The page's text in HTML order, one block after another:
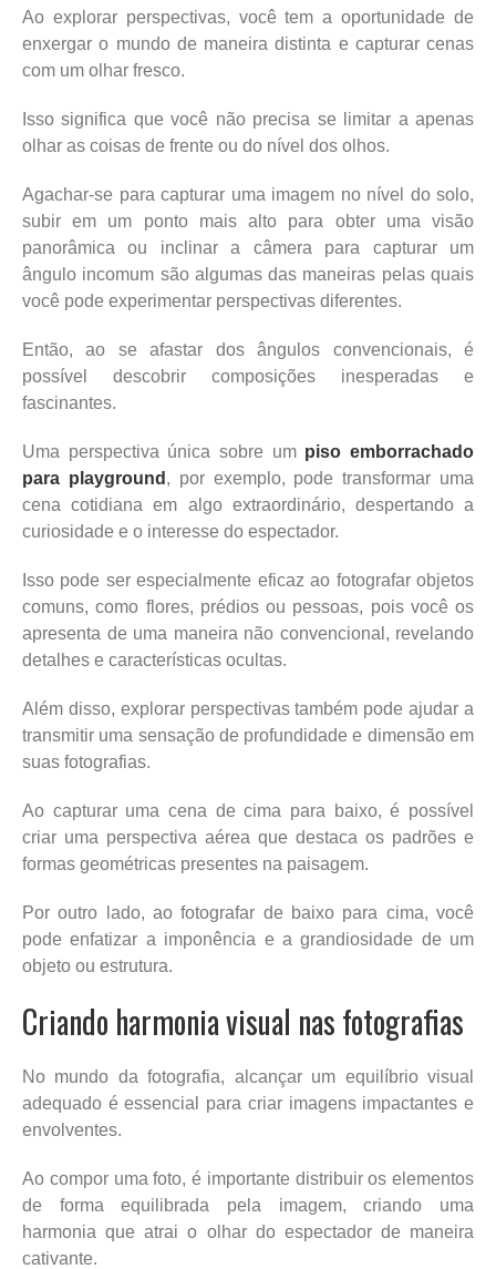
Ao explorar perspectivas, você tem a oportunidade de
enxergar o mundo de maneira distinta e capturar cenas
com um olhar fresco.
Isso significa que você não precisa se limitar a apenas
olhar as coisas de frente ou do nível dos olhos.
Agachar-se para capturar uma imagem no nível do solo,
subir em um ponto mais alto para obter uma visão
panorâmica ou inclinar a câmera para capturar um
ângulo incomum são algumas das maneiras pelas quais
você pode experimentar perspectivas diferentes.
Então, ao se afastar dos ângulos convencionais, é
possível descobrir composições inesperadas e
fascinantes.
Uma perspectiva única sobre um piso emborrachado
para playground , por exemplo, pode transformar uma
cena cotidiana em algo extraordinário, despertando a
curiosidade e o interesse do espectador.
Isso pode ser especialmente eficaz ao fotografar objetos
comuns, como flores, prédios ou pessoas, pois você os
apresenta de uma maneira não convencional, revelando
detalhes e características ocultas.
Além disso, explorar perspectivas também pode ajudar a
transmitir uma sensação de profundidade e dimensão em
suas fotografias.
Ao capturar uma cena de cima para baixo, é possível
criar uma perspectiva aérea que destaca os padrões e
formas geométricas presentes na paisagem.
Por outro lado, ao fotografar de baixo para cima, você
pode enfatizar a imponência e a grandiosidade de um
objeto ou estrutura.
Criando harmonia visual nas fotografias
No mundo da fotografia, alcançar um equilíbrio visual
adequado é essencial para criar imagens impactantes e
envolventes.
Ao compor uma foto, é importante distribuir os elementos
de forma equilibrada pela imagem, criando uma
harmonia que atrai o olhar do espectador de maneira
cativante.